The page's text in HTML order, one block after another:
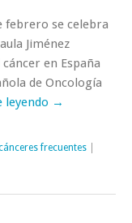
febrero se celebra
Jiménez
en España
de Oncología
leyendo →
frecuentes